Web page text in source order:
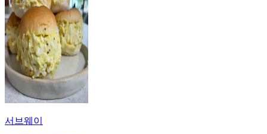
서브웨이